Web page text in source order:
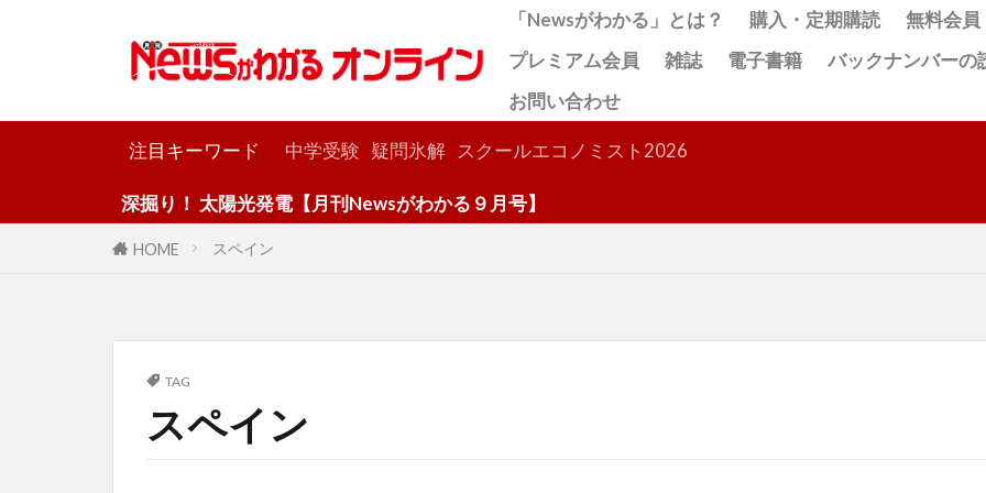
「Newsがわかる」とは？ 購入・定期購読
無料会員
プレミアム会員
雑誌 電子書籍
バックナンバーの
お問い合わせ
注目キーワード 中学受験 疑問氷解 スクールエコノミスト2026
深掘り！ 太陽光発電【月刊Newsがわかる９月号】
HOME スペイン
TAG
スペイン
検索